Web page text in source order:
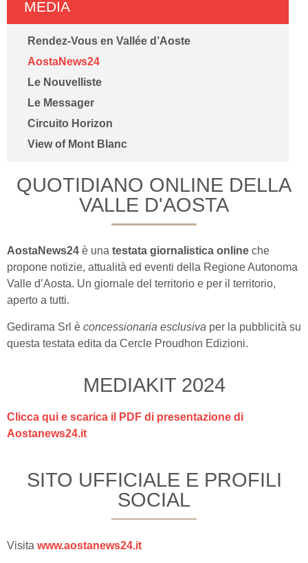
MEDIA
Rendez-Vous en Vallée d’Aoste
AostaNews24
Le Nouvelliste
Le Messager
Circuito Horizon
View of Mont Blanc
QUOTIDIANO ONLINE DELLA
VALLE D'AOSTA
AostaNews24 è una testata giornalistica online che
propone notizie, attualità ed eventi della Regione Autonoma
Valle d’Aosta. Un giornale del territorio e per il territorio,
aperto a tutti.
Gedirama Srl è concessionaria esclusiva per la pubblicità su
questa testata edita da Cercle Proudhon Edizioni.
MEDIAKIT 2024
Clicca qui e scarica il PDF di presentazione di
Aostanews24.it
SITO UFFICIALE E PROFILI
SOCIAL
Visita www.aostanews24.it